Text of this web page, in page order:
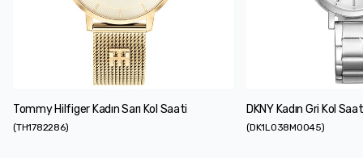
Tommy Hilfiger Kadın Sarı Kol Saati
(TH1782286)
DKNY Kadın Gri Kol
(DK1L038M0045)